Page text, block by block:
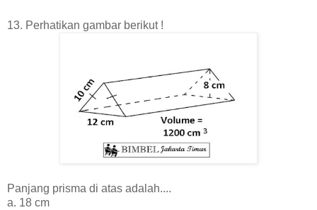
13. Perhatikan gambar berikut !
Panjang prisma di atas adalah....
a. 18 cm